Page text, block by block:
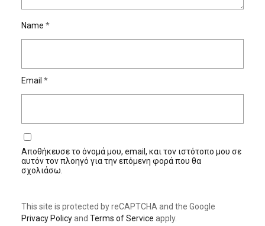
Name *
Email *
Αποθήκευσε το όνομά μου, email, και τον ιστότοπο μου σε
αυτόν τον πλοηγό για την επόμενη φορά που θα
σχολιάσω.
This site is protected by reCAPTCHA and the Google
Privacy Policyand Terms of Service apply.